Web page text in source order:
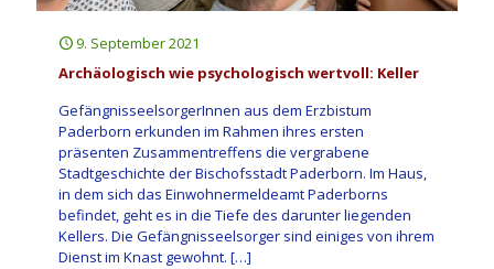
9. September 2021
Archäologisch wie psychologisch wertvoll: Keller
GefängnisseelsorgerInnen aus dem Erzbistum
Paderborn erkunden im Rahmen ihres ersten
präsenten Zusammentreffens die vergrabene
Stadtgeschichte der Bischofsstadt Paderborn. Im Haus,
in dem sich das Einwohnermeldeamt Paderborns
befindet, geht es in die Tiefe des darunter liegenden
Kellers. Die Gefängnisseelsorger sind einiges von ihrem
Dienst im Knast gewohnt. […]